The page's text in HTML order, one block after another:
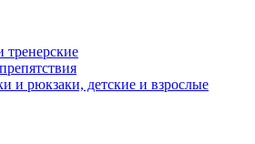
и рюкзаки, детские и взрослые